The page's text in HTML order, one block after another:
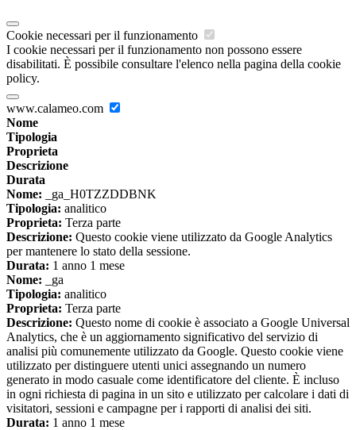
Cookie necessari per il funzionamento
I cookie necessari per il funzionamento non possono essere
disabilitati. È possibile consultare l'elenco nella pagina della cookie
policy.
www.calameo.com
Nome
Tipologia
Proprieta
Descrizione
Durata
Nome: _ga_H0TZZDDBNK
Tipologia: analitico
Proprieta: Terza parte
Descrizione: Questo cookie viene utilizzato da Google Analytics
per mantenere lo stato della sessione.
Durata: 1 anno 1 mese
Nome: _ga
Tipologia: analitico
Proprieta: Terza parte
Descrizione: Questo nome di cookie è associato a Google Universal
Analytics, che è un aggiornamento significativo del servizio di
analisi più comunemente utilizzato da Google. Questo cookie viene
utilizzato per distinguere utenti unici assegnando un numero
generato in modo casuale come identificatore del cliente. È incluso
in ogni richiesta di pagina in un sito e utilizzato per calcolare i dati di
visitatori, sessioni e campagne per i rapporti di analisi dei siti.
Durata: 1 anno 1 mese